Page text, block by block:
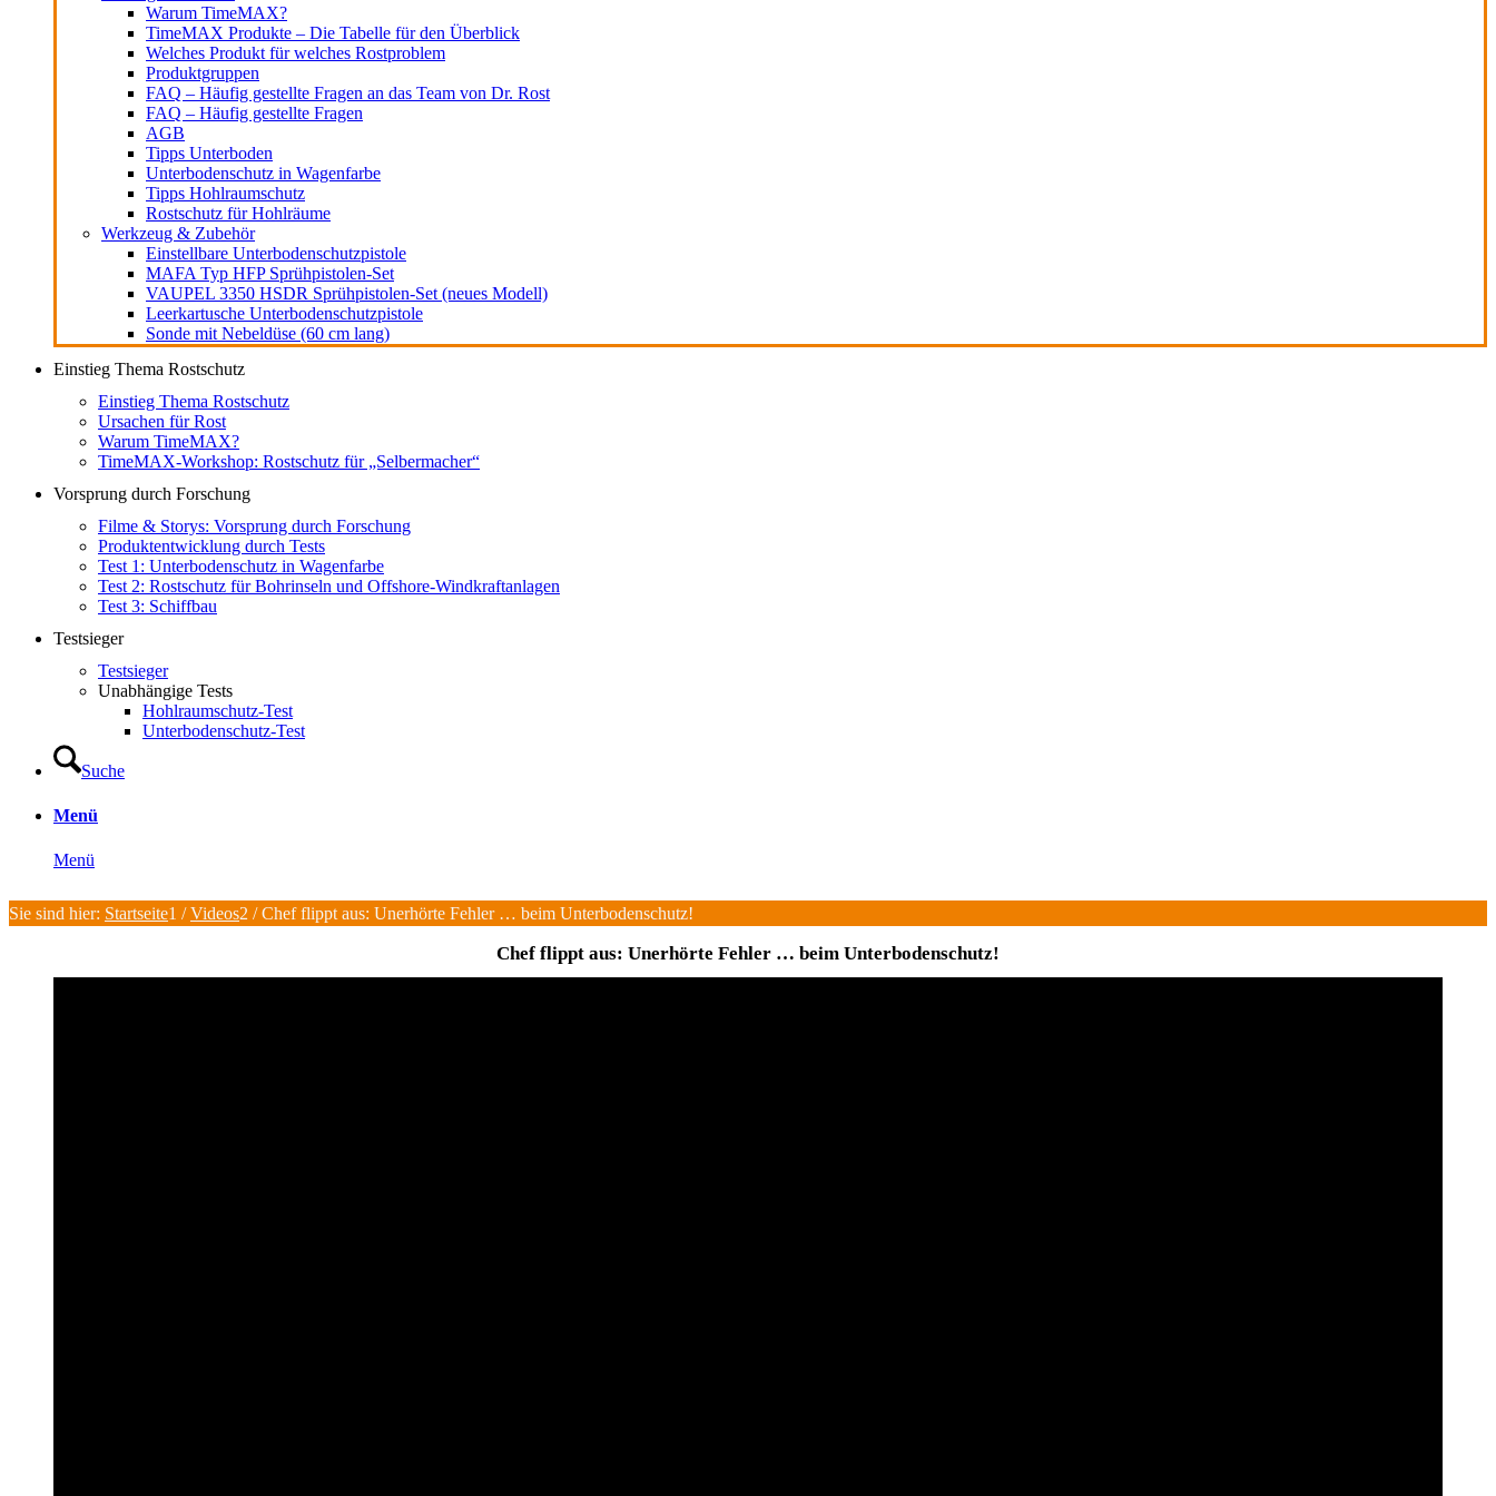
Warum TimeMAX?
TimeMAX Produkte – Die Tabelle für den Überblick
Welches Produkt für welches Rostproblem
Produktgruppen
FAQ – Häufig gestellte Fragen an das Team von Dr. Rost
FAQ – Häufig gestellte Fragen
AGB
Tipps Unterboden
Unterbodenschutz in Wagenfarbe
Tipps Hohlraumschutz
Rostschutz für Hohlräume
Werkzeug & Zubehör
Einstellbare Unterbodenschutzpistole
MAFA Typ HFP Sprühpistolen-Set
VAUPEL 3350 HSDR Sprühpistolen-Set (neues Modell)
Leerkartusche Unterbodenschutzpistole
Sonde mit Nebeldüse (60 cm lang)
Einstieg Thema Rostschutz
Einstieg Thema Rostschutz
Ursachen für Rost
Warum TimeMAX?
TimeMAX-Workshop: Rostschutz für „Selbermacher“
Vorsprung durch Forschung
Filme & Storys: Vorsprung durch Forschung
Produktentwicklung durch Tests
Test 1: Unterbodenschutz in Wagenfarbe
Test 2: Rostschutz für Bohrinseln und Offshore-Windkraftanlagen
Test 3: Schiffbau
Testsieger
Testsieger
Unabhängige Tests
Hohlraumschutz-Test
Unterbodenschutz-Test
Suche
Menü
Menü
Sie sind hier: Startseite1 / Videos2 / Chef flippt aus: Unerhörte Fehler … beim Unterbodenschutz!
Chef flippt aus: Unerhörte Fehler … beim Unterbodenschutz!